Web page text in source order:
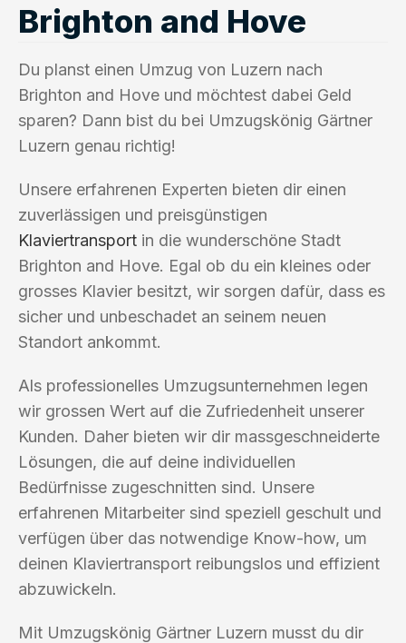
Brighton and Hove
Du planst einen Umzug von Luzern nach
Brighton and Hove und möchtest dabei Geld
sparen? Dann bist du bei Umzugskönig Gärtner
Luzern genau richtig!
Unsere erfahrenen Experten bieten dir einen
zuverlässigen und preisgünstigen
Klaviertransport in die wunderschöne Stadt
Brighton and Hove. Egal ob du ein kleines oder
grosses Klavier besitzt, wir sorgen dafür, dass es
sicher und unbeschadet an seinem neuen
Standort ankommt.
Als professionelles Umzugsunternehmen legen
wir grossen Wert auf die Zufriedenheit unserer
Kunden. Daher bieten wir dir massgeschneiderte
Lösungen, die auf deine individuellen
Bedürfnisse zugeschnitten sind. Unsere
erfahrenen Mitarbeiter sind speziell geschult und
verfügen über das notwendige Know-how, um
deinen Klaviertransport reibungslos und effizient
abzuwickeln.
Mit Umzugskönig Gärtner Luzern musst du dir